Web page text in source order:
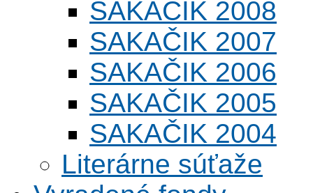
SAKAČIK 2008
SAKAČIK 2007
SAKAČIK 2006
SAKAČIK 2005
SAKAČIK 2004
Literárne súťaže